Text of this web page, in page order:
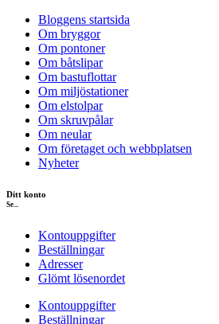
Bloggens startsida
Om bryggor
Om pontoner
Om båtslipar
Om bastuflottar
Om miljöstationer
Om elstolpar
Om skruvpålar
Om neular
Om företaget och webbplatsen
Nyheter
Ditt konto
Se...
Kontouppgifter
Beställningar
Adresser
Glömt lösenordet
Kontouppgifter
Beställningar